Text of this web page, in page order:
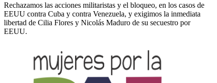
Rechazamos las acciones militaristas y el bloqueo, en los casos de
EEUU contra Cuba y contra Venezuela, y exigimos la inmediata
libertad de Cilia Flores y Nicolás Maduro de su secuestro por
EEUU.